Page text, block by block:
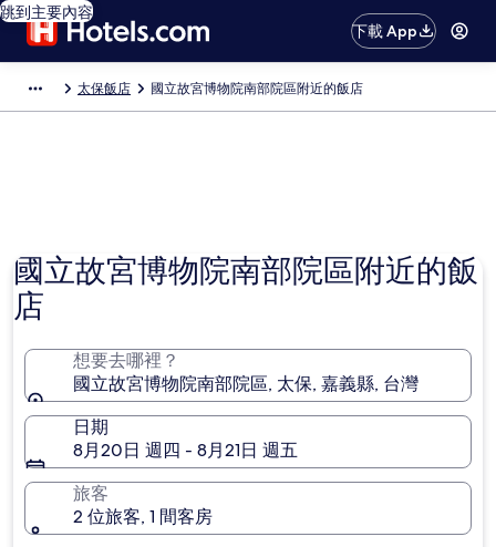
跳到主要內容
下載 App
太保飯店 國立故宮博物院南部院區附近的飯店
國立故宮博物院南部院區附近的飯
店
想要去哪裡？
國立故宮博物院南部院區, 太保, 嘉義縣, 台灣
日期
8月20日 週四 - 8月21日 週五
旅客
2 位旅客, 1 間客房